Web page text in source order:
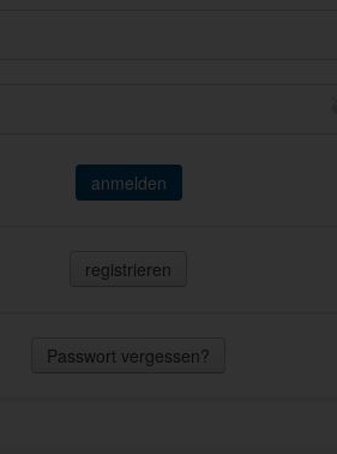
anmelden
registrieren
Passwort vergessen?